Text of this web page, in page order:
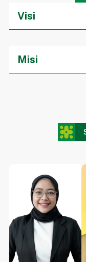
Visi
keunggulan
Misi
Meningkatkan
pembangunan
pembinaan karir
pengabdian pada
(problem solving)
ditingkat nasional
kompetensinya.
Membangun
daya saing dengan
Organisasi Non-